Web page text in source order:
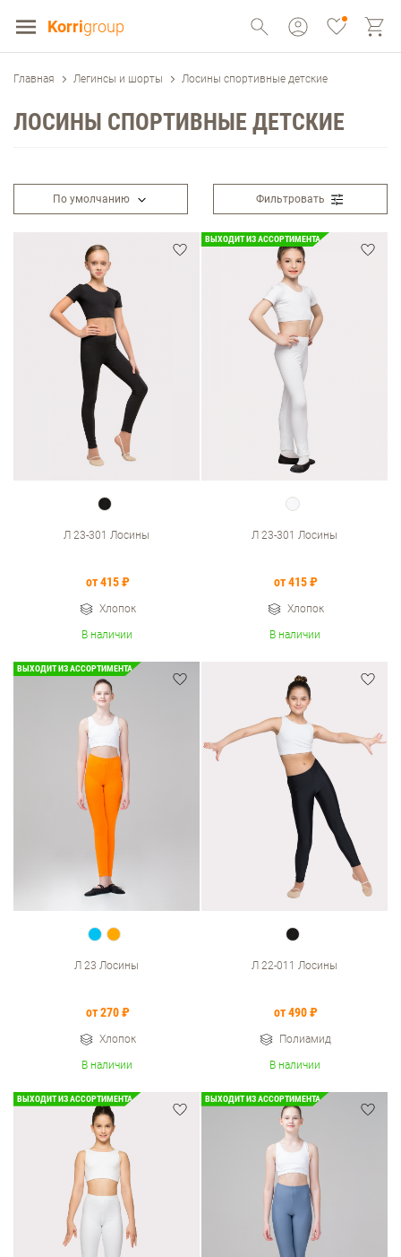
Korrigroup
Главная Легинсы и шорты Лосины спортивные детские
ЛОСИНЫ СПОРТИВНЫЕ ДЕТСКИЕ
По умолчанию Фильтровать
Л 23-301 Лосины
от 415 ₽
Хлопок
В наличии
ВЫХОДИТ ИЗ АССОРТИМЕНТА
Л 23-301 Лосины
от 415 ₽
Хлопок
В наличии
ВЫХОДИТ ИЗ АССОРТИМЕНТА
Л 23 Лосины
от 270 ₽
Хлопок
В наличии
Л 22-011 Лосины
от 490 ₽
Полиамид
В наличии
ВЫХОДИТ ИЗ АССОРТИМЕНТА ВЫХОДИТ ИЗ АССОРТИМЕНТА